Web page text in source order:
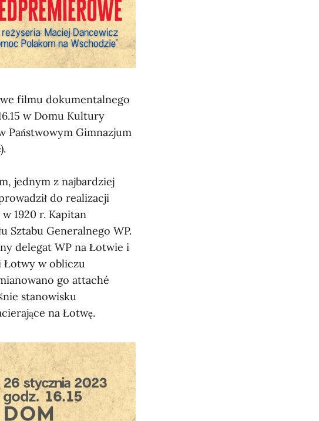
filmu dokumentalnego
w Domu Kultury
Państwowym Gimnazjum
jednym z najbardziej
do realizacji
1920 r. Kapitan
Sztabu Generalnego WP.
delegat WP na Łotwie i
Łotwy w obliczu
go attaché
stanowisku
na Łotwę.